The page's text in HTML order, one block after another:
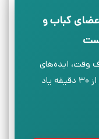
کباب و
وقت، ایده‌های
اصلی کتاب‌های مهم دنیا را در کمتر از ۳۰ دقیقه یاد